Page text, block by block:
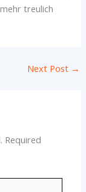
treulich
Next Post →
Required